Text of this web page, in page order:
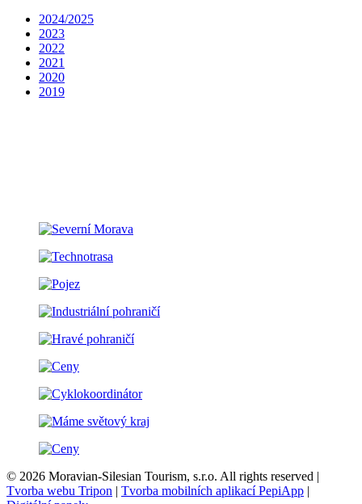
2024/2025
2023
2022
2021
2020
2019
© 2026 Moravian-Silesian Tourism, s.r.o. All rights reserved |
Tvorba webu Tripon | Tvorba mobilních aplikací PepiApp |